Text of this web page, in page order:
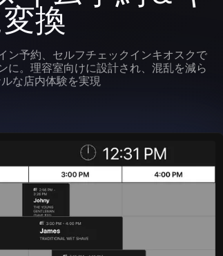
換
予約、セルフチェックインキオスクで
。理容室向けに設計され、混乱を減ら
な店内体験を実現